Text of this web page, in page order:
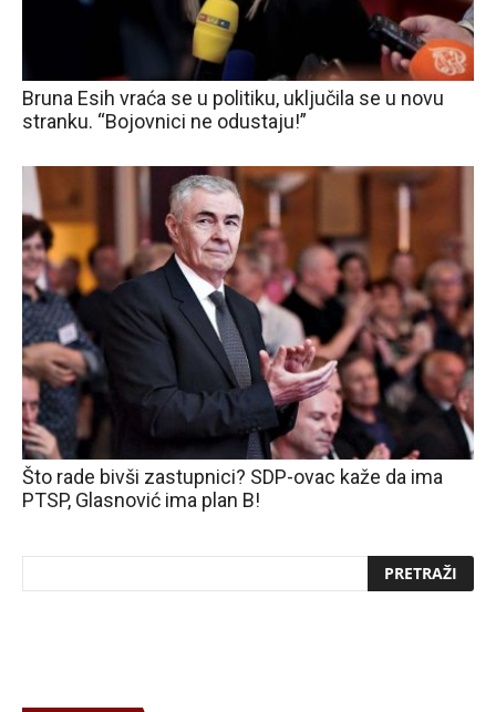
Bruna Esih vraća se u politiku, uključila se u novu
stranku. “Bojovnici ne odustaju!”
Što rade bivši zastupnici? SDP-ovac kaže da ima
PTSP, Glasnović ima plan B!